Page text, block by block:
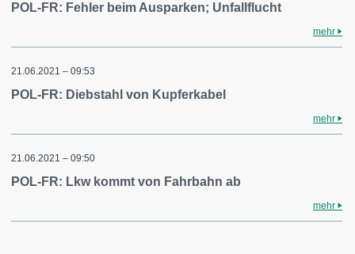
POL-FR: Fehler beim Ausparken; Unfallflucht
mehr
21.06.2021 – 09:53
POL-FR: Diebstahl von Kupferkabel
mehr
21.06.2021 – 09:50
POL-FR: Lkw kommt von Fahrbahn ab
mehr